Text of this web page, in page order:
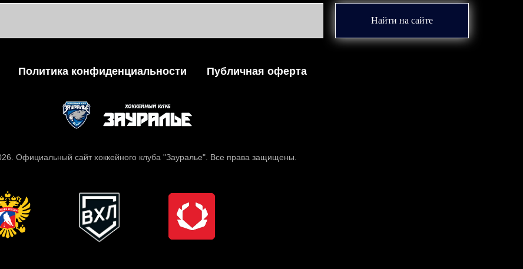
Найти на сайте
Политика конфиденциальности Публичная оферта
Официальный сайт хоккейного клуба "Зауралье". Все права защищены.